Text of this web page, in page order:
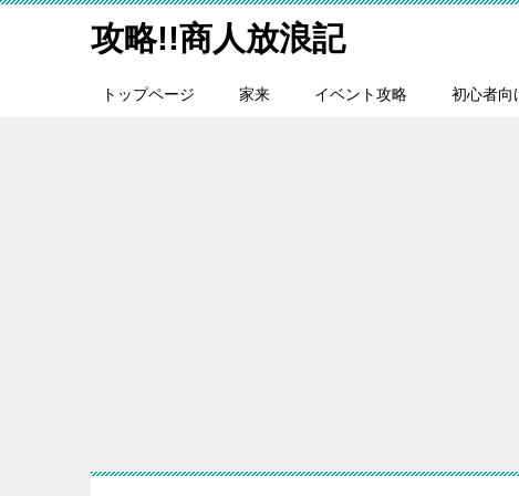
攻略!!商人放浪記
トップページ 家来 イベント攻略 初心者向